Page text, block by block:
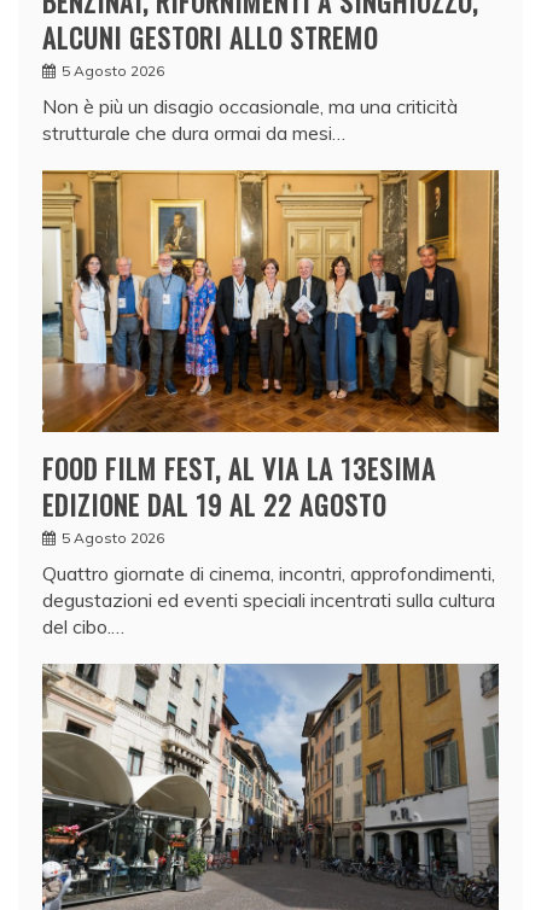
ALCUNI GESTORI ALLO STREMO
5 Agosto 2026
Non è più un disagio occasionale, ma una criticità
strutturale che dura ormai da mesi…
FOOD FILM FEST, AL VIA LA 13ESIMA
EDIZIONE DAL 19 AL 22 AGOSTO
5 Agosto 2026
Quattro giornate di cinema, incontri, approfondimenti,
degustazioni ed eventi speciali incentrati sulla cultura
del cibo.…